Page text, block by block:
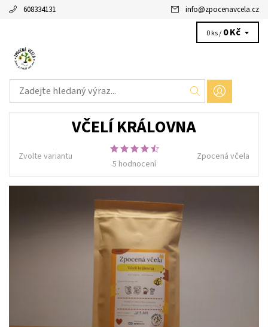
608334131 info@zpocenavcela.cz
0 ks / 0 Kč
VČELÍ KRÁLOVNA
Zvolte variantu
5 hodnocení
Zpocená včela